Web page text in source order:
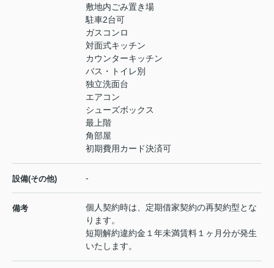
敷地内ごみ置き場
駐車2台可
ガスコンロ
対面式キッチン
カウンターキッチン
バス・トイレ別
独立洗面台
エアコン
シューズボックス
最上階
角部屋
初期費用カード決済可
設備(その他) -
備考
個人契約時は、定期借家契約の再契約型とな
ります。
短期解約違約金１年未満賃料１ヶ月分が発生
いたします。